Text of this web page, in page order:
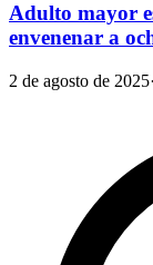
Adulto mayor
envenenar a
2 de agosto de 2025·